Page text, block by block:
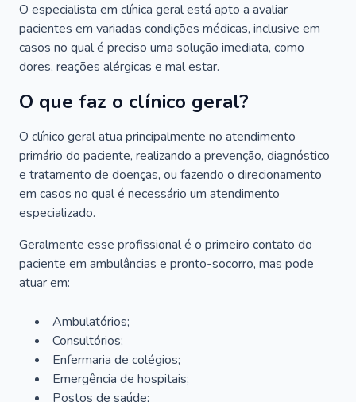
O especialista em clínica geral está apto a avaliar
pacientes em variadas condições médicas, inclusive em
casos no qual é preciso uma solução imediata, como
dores, reações alérgicas e mal estar.
O que faz o clínico geral?
O clínico geral atua principalmente no atendimento
primário do paciente, realizando a prevenção, diagnóstico
e tratamento de doenças, ou fazendo o direcionamento
em casos no qual é necessário um atendimento
especializado.
Geralmente esse profissional é o primeiro contato do
paciente em ambulâncias e pronto-socorro, mas pode
atuar em:
Ambulatórios;
Consultórios;
Enfermaria de colégios;
Emergência de hospitais;
Postos de saúde;